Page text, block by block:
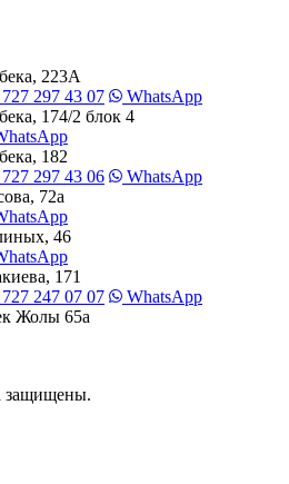
223А
297 43 07
WhatsApp
174/2 блок 4
182
297 43 06
WhatsApp
72а
46
171
247 07 07
WhatsApp
Жолы 65а
защищены.